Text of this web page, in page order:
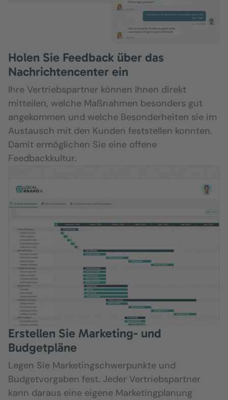
Holen Sie Feedback über das
Nachrichtencenter ein
Ihre Vertriebspartner können Ihnen direkt
mitteilen, welche Maßnahmen besonders gut
angekommen und welche Besonderheiten sie im
Austausch mit den Kunden feststellen konnten.
Damit ermöglichen Sie eine offene
Feedbackkultur.
Erstellen Sie Marketing- und
Budgetpläne
Legen Sie Marketingschwerpunkte und
Budgetvorgaben fest. Jeder Vertriebspartner
kann daraus eine eigene Marketingplanung